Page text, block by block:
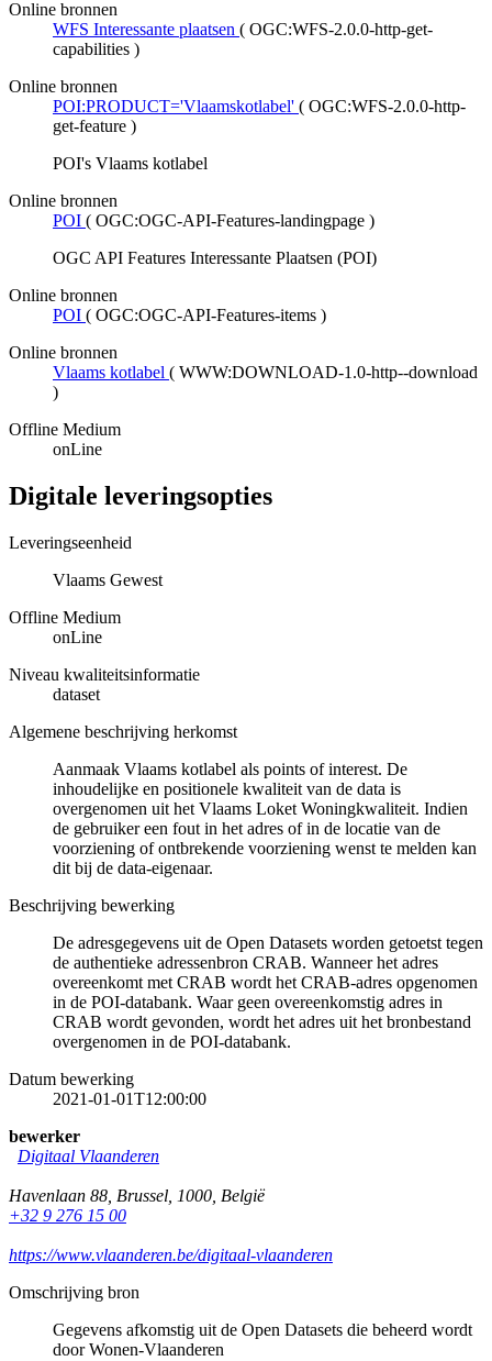
Online bronnen
WFS Interessante plaatsen ( OGC:WFS-2.0.0-http-get-
capabilities )
Online bronnen
POI:PRODUCT='Vlaamskotlabel' ( OGC:WFS-2.0.0-http-
get-feature )
POI's Vlaams kotlabel
Online bronnen
POI ( OGC:OGC-API-Features-landingpage )
OGC API Features Interessante Plaatsen (POI)
Online bronnen
POI ( OGC:OGC-API-Features-items )
Online bronnen
Vlaams kotlabel ( WWW:DOWNLOAD-1.0-http--download
)
Offline Medium
onLine
Digitale leveringsopties
Leveringseenheid
Vlaams Gewest
Offline Medium
onLine
Niveau kwaliteitsinformatie
dataset
Algemene beschrijving herkomst
Aanmaak Vlaams kotlabel als points of interest. De
inhoudelijke en positionele kwaliteit van de data is
overgenomen uit het Vlaams Loket Woningkwaliteit. Indien
de gebruiker een fout in het adres of in de locatie van de
voorziening of ontbrekende voorziening wenst te melden kan
dit bij de data-eigenaar.
Beschrijving bewerking
De adresgegevens uit de Open Datasets worden getoetst tegen
de authentieke adressenbron CRAB. Wanneer het adres
overeenkomt met CRAB wordt het CRAB-adres opgenomen
in de POI-databank. Waar geen overeenkomstig adres in
CRAB wordt gevonden, wordt het adres uit het bronbestand
overgenomen in de POI-databank.
Datum bewerking
2021-01-01T12:00:00
bewerker
Digitaal Vlaanderen
Havenlaan 88 Brussel 1000 België
+32 9 276 15 00
https://www.vlaanderen.be/digitaal-vlaanderen
Omschrijving bron
Gegevens afkomstig uit de Open Datasets die beheerd wordt
door Wonen-Vlaanderen